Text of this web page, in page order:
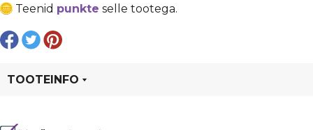
Teenid punkte selle tootega.
TOOTEINFO